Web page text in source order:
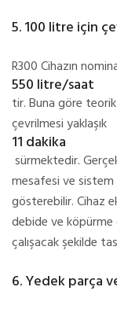
5. 100 litre için
R300 Cihazın
550 litre/saat
tir. Buna göre
çevrilmesi yaklaşık
11 dakika
sürmektedir.
mesafesi ve sistem
gösterebilir. Cihaz
debide ve
çalışacak şekilde
6. Yedek parça